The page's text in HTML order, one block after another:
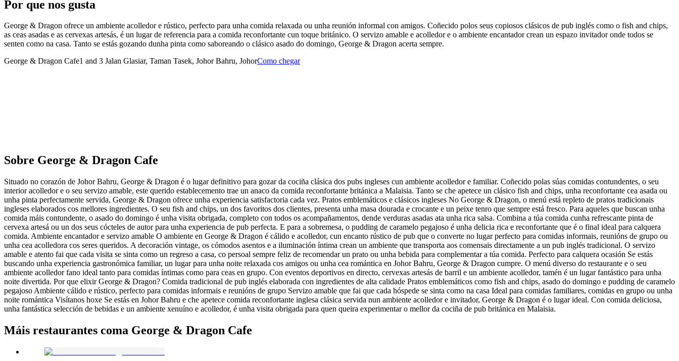
Por que nos gusta
George & Dragon ofrece un ambiente acolledor e rústico, perfecto para unha comida relaxada ou unha reunión informal con amigos. Coñecido polos seus copiosos clásicos de pub inglés como o fish and chips,
as ceas asadas e as cervexas artesás, é un lugar de referencia para a comida reconfortante cun toque británico. O servizo amable e acolledor e o ambiente encantador crean un espazo invitador onde todos se
senten como na casa. Tanto se estás gozando dunha pinta como saboreando o clásico asado do domingo, George & Dragon acerta sempre.
George & Dragon Cafe1 and 3 Jalan Glasiar, Taman Tasek, Johor Bahru, JohorComo chegar
Sobre George & Dragon Cafe
Situado no corazón de Johor Bahru, George & Dragon é o lugar definitivo para gozar da cociña clásica dos pubs ingleses cun ambiente acolledor e familiar. Coñecido polas súas comidas contundentes, o seu
interior acolledor e o seu servizo amable, este querido establecemento trae un anaco da comida reconfortante británica a Malaisia. Tanto se che apetece un clásico fish and chips, unha reconfortante cea asada ou
unha pinta perfectamente servida, George & Dragon ofrece unha experiencia satisfactoria cada vez. Pratos emblemáticos e clásicos ingleses No George & Dragon, o menú está repleto de pratos tradicionais
ingleses elaborados cos mellores ingredientes. O seu fish and chips, un dos favoritos dos clientes, presenta unha masa dourada e crocante e un peixe tenro que sempre está fresco. Para aqueles que buscan unha
comida máis contundente, o asado do domingo é unha visita obrigada, completo con todos os acompañamentos, dende verduras asadas ata unha rica salsa. Combina a túa comida cunha refrescante pinta de
cervexa artesá ou un dos seus cócteles de autor para unha experiencia de pub perfecta. E para a sobremesa, o pudding de caramelo pegajoso é unha delicia rica e reconfortante que é o final ideal para calquera
comida. Ambiente encantador e servizo amable O ambiente en George & Dragon é cálido e acolledor, cun encanto rústico de pub que o converte no lugar perfecto para comidas informais, reunións de grupo ou
unha cea acolledora cos seres queridos. A decoración vintage, os cómodos asentos e a iluminación íntima crean un ambiente que transporta aos comensais directamente a un pub inglés tradicional. O servizo
amable e atento fai que cada visita se sinta como un regreso a casa, co persoal sempre feliz de recomendar un prato ou unha bebida para complementar a túa comida. Perfecto para calquera ocasión Se estás
buscando unha experiencia gastronómica familiar, un lugar para unha noite relaxada cos amigos ou unha cea romántica en Johor Bahru, George & Dragon cumpre. O menú diverso do restaurante e o seu
ambiente acolledor fano ideal tanto para comidas íntimas como para ceas en grupo. Con eventos deportivos en directo, cervexas artesás de barril e un ambiente acolledor, tamén é un lugar fantástico para unha
noite divertida. Por que elixir George & Dragon? Comida tradicional de pub inglés elaborada con ingredientes de alta calidade Pratos emblemáticos como fish and chips, asado do domingo e pudding de caramelo
pegajoso Ambiente cálido e rústico, perfecto para comidas informais e reunións de grupo Servizo amable que fai que cada hóspede se sinta como na casa Ideal para comidas familiares, comidas en grupo ou unha
noite romántica Visítanos hoxe Se estás en Johor Bahru e che apetece comida reconfortante inglesa clásica servida nun ambiente acolledor e invitador, George & Dragon é o lugar ideal. Con comida deliciosa,
unha fantástica selección de bebidas e un ambiente xenuíno e acolledor, é unha visita obrigada para quen queira experimentar o mellor da cociña de pub británica en Malaisia.
Máis restaurantes coma George & Dragon Cafe